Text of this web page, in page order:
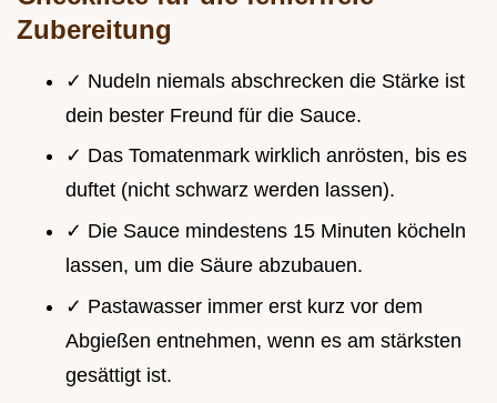
Zubereitung
✓ Nudeln niemals abschrecken die Stärke ist
dein bester Freund für die Sauce.
✓ Das Tomatenmark wirklich anrösten, bis es
duftet (nicht schwarz werden lassen).
✓ Die Sauce mindestens 15 Minuten köcheln
lassen, um die Säure abzubauen.
✓ Pastawasser immer erst kurz vor dem
Abgießen entnehmen, wenn es am stärksten
gesättigt ist.